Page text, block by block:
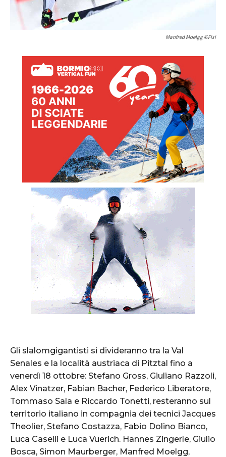
Manfred Moelgg ©Fisi
Gli slalomgigantisti si divideranno tra la Val
Senales e la località austriaca di Pitztal fino a
venerdì 18 ottobre: Stefano Gross, Giuliano Razzoli,
Alex Vinatzer, Fabian Bacher, Federico Liberatore,
Tommaso Sala e Riccardo Tonetti, resteranno sul
territorio italiano in compagnia dei tecnici Jacques
Theolier, Stefano Costazza, Fabio Dolino Bianco,
Luca Caselli e Luca Vuerich. Hannes Zingerle, Giulio
Bosca, Simon Maurberger, Manfred Moelgg,